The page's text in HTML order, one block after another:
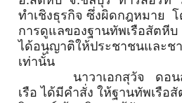
ทำเชิงธุรกิจ ซึ่งผิดกฎหมาย
การดูแลของฐานทัพเรือสัตหี
ได้อนุญาติให้ประชาชนและช
เท่านั้น
นาวาเอกสุวัจ ดอน
เรือ ได้มีคำสั่ง ให้ฐานทัพเรือ